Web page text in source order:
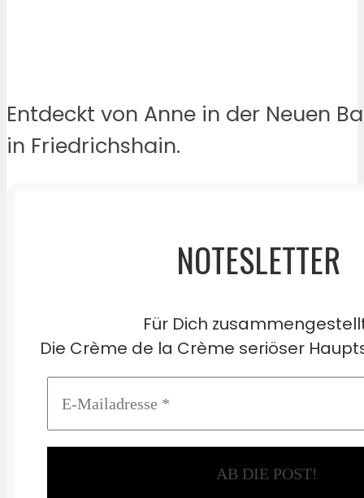
Entdeckt von Anne in der Neuen
in Friedrichshain.
NOTESLETTER
Für Dich
Die Crème de la Crème seriöser